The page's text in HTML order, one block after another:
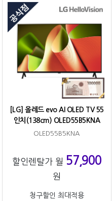
[LG] 올레드 evo AI OLED TV 55
인치(138cm) OLED55B5KNA
OLED55B5KNA
할인렌탈가 월 57,900
원
청구할인 최대적용